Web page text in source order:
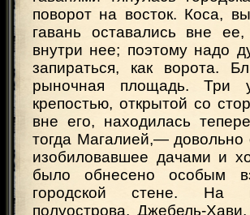
поворот на восток. Коса,
гавань оставались вне
внутри нее; поэтому надо
запираться, как ворота.
рыночная площадь. Три
крепостью, открытой со
вне его, находилась
тогда Магалией,—
изобиловавшее дачами и
было обнесено особым
городской стене. На
полуострова, Джебель-